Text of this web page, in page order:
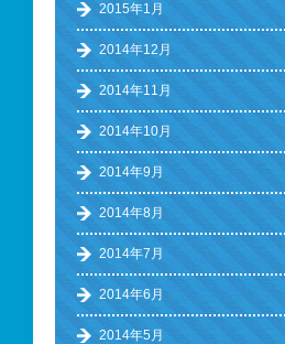
2015年1月
2014年12月
2014年11月
2014年10月
2014年9月
2014年8月
2014年7月
2014年6月
2014年5月